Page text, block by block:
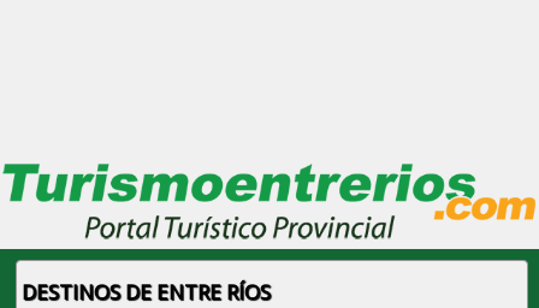
DESTINOS DE ENTRE RÍOS